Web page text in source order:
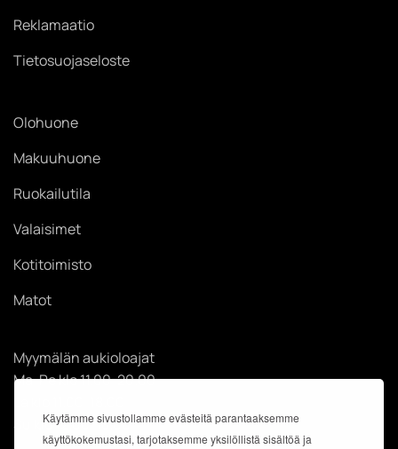
Käytämme sivustollamme evästeitä parantaaksemme
käyttökokemustasi, tarjotaksemme yksilöllistä sisältöä ja
Reklamaatio
Tietosuojaseloste
Olohuone
Makuuhuone
Ruokailutila
Valaisimet
Kotitoimisto
Matot
Myymälän aukioloajat
Ma-Pe klo 11.00-20.00
Su klo 12.00-18.00